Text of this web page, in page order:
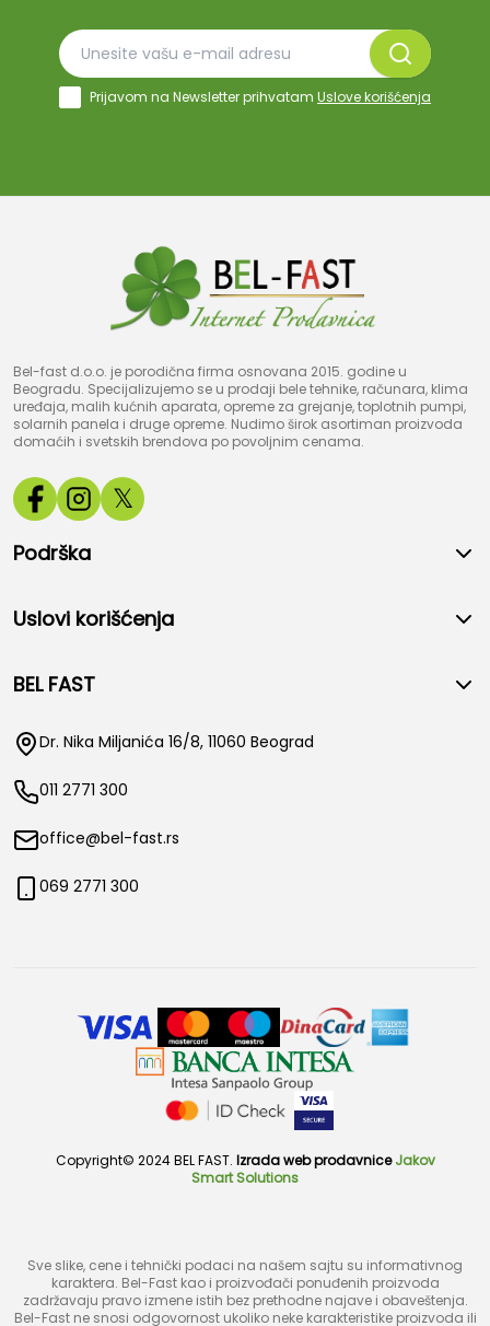
Prijavom na Newsletter prihvatam Uslove korišćenja
Bel-fast d.o.o. je porodična firma osnovana 2015. godine u
Beogradu. Specijalizujemo se u prodaji bele tehnike, računara, klima
uređaja, malih kućnih aparata, opreme za grejanje, toplotnih pumpi,
solarnih panela i druge opreme. Nudimo širok asortiman proizvoda
domaćih i svetskih brendova po povoljnim cenama.
𝕏
Podrška
Uslovi korišćenja
BEL FAST
Dr. Nika Miljanića 16/8, 11060 Beograd
011 2771 300
office@bel-fast.rs
069 2771 300
Copyright© 2024 BEL FAST. Izrada web prodavnice Jakov
Smart Solutions
Sve slike, cene i tehnički podaci na našem sajtu su informativnog
karaktera. Bel-Fast kao i proizvođači ponuđenih proizvoda
zadržavaju pravo izmene istih bez prethodne najave i obaveštenja.
Bel-Fast ne snosi odgovornost ukoliko neke karakteristike proizvoda ili